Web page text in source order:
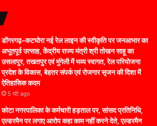
डोंगरगढ़–कटघोरा नई रेल लाइन की स्वीकृति पर जनआभार का
अभूतपूर्व उत्साह, केंद्रीय राज्य मंत्री श्री तोखन साहू का
उसलापुर, तखतपुर एवं मुंगेली में भव्य स्वागत, रेल परियोजना
प्रदेश के विकास, बेहतर संपर्क एवं रोजगार सृजन की दिशा में
ऐतिहासिक कदम
5 घंटे ago
कोटा नगरपालिका के कर्मचारी हड़ताल पर, सांसद प्रतिनिधि,
एल्डरमैन पर लगाए आरोप कहा काम नहीं करने देते, एल्डरमैन